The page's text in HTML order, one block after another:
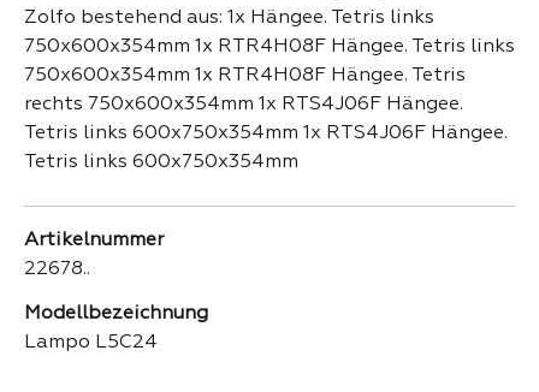
Zolfo bestehend aus: 1x Hängee. Tetris links
750x600x354mm 1x RTR4H08F Hängee. Tetris links
750x600x354mm 1x RTR4H08F Hängee. Tetris
rechts 750x600x354mm 1x RTS4J06F Hängee.
Tetris links 600x750x354mm 1x RTS4J06F Hängee.
Tetris links 600x750x354mm
Artikelnummer
22678..
Modellbezeichnung
Lampo L5C24